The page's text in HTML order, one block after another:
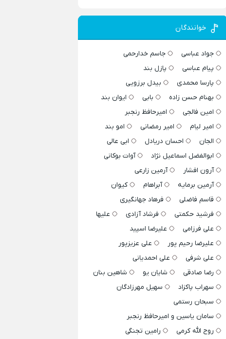
خوانندگان
جواد عباسی
جاسم خدارحمی
پیام عباسی
پازل بند
پارسا محمدی
بیدل برزویی
بهنام حسن زاده
بابی
ایوان بند
امین فالجی
امیرحافظ رنجبر
امیر لیام
امیر رمضانی
امو بند
الجان
احسان دریادل
ابی عالی
ابوالفضل اسماعیل نژاد
آوات بوکانی
آرون افشار
آرمین زارعی
آرمین برمایه
آبراهام
کیوان
قاسم فاضلی
فرهاد جهانگیری
فرشید حکمتی
فرشاد آزادی
علیها
علی فرزامی
علیرضا اسپید
علیرضا رحیم پور
علی عزیزپور
علی شرفی
علی احمدیانی
رضا صادقی
شایان یو
شاهین بنان
سهراب پاکزاد
سهیل مهرزادگان
سبحان رستمی
سامان یاسین و امیرحافظ رنجبر
روح الله کرمی
رامین تجنگی